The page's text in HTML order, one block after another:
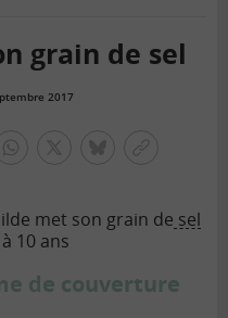
grain de sel
2017
lien
met son grain de sel
10 ans
de couverture